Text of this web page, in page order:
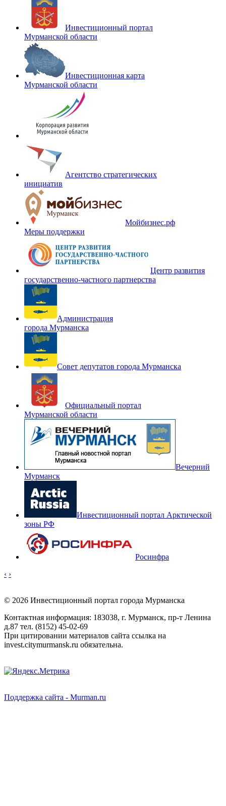
Инвестиционный портал
Мурманской области
Инвестиционная карта
Мурманской области
Агентство стратегических
инициатив
Мойбизнес.рф
Меры поддержки
Центр развития
государственно-частного партнерства
Администрация
города Мурманска
Совет депутатов города Мурманска
Официальный портал
Мурманской области
Вечерний
Мурманск
Инвестиционный портал Арктической
зоны РФ
Росинфра
‹ ›
© 2026 Инвестиционный портал города Мурманска
Контактная информация: 183038, г. Мурманск, пр-т Ленина
д.87 тел. (8152) 45-02-69
При цитировании материалов сайта ссылка на
invest.citymurmansk.ru обязательна.
Поддержка сайта - Murman.ru